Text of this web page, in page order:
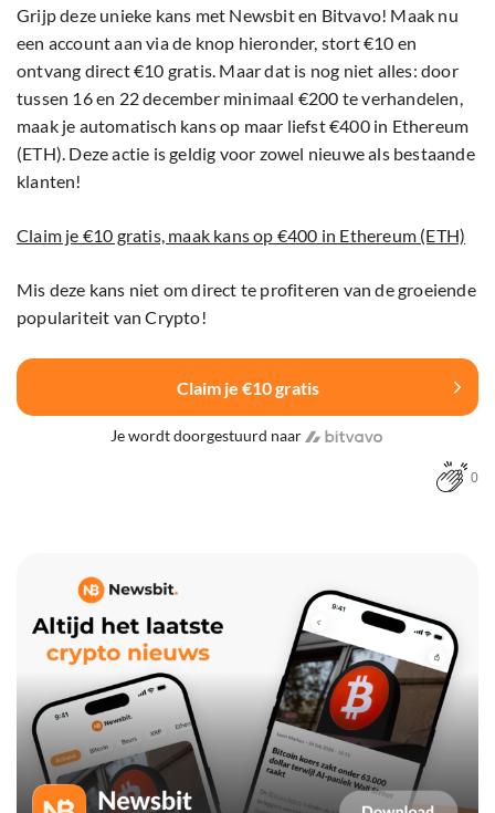
Grijp deze unieke kans met Newsbit en Bitvavo! Maak nu
een account aan via de knop hieronder, stort €10 en
ontvang direct €10 gratis. Maar dat is nog niet alles: door
tussen 16 en 22 december minimaal €200 te verhandelen,
maak je automatisch kans op maar liefst €400 in Ethereum
(ETH). Deze actie is geldig voor zowel nieuwe als bestaande
klanten!
Claim je €10 gratis, maak kans op €400 in Ethereum (ETH)
Mis deze kans niet om direct te profiteren van de groeiende
populariteit van Crypto!
Claim je €10 gratis
Je wordt doorgestuurd naar
0